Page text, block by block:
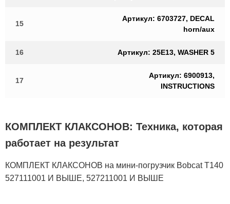
15
Артикул: 6703727, DECAL
horn/aux
16 Артикул: 25E13, WASHER 5
17
Артикул: 6900913,
INSTRUCTIONS
КОМПЛЕКТ КЛАКСОНОВ: Техника, которая
работает на результат
КОМПЛЕКТ КЛАКСОНОВ на мини-погрузчик Bobcat T140
527111001 И ВЫШЕ, 527211001 И ВЫШЕ